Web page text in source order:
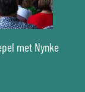
met Nynke